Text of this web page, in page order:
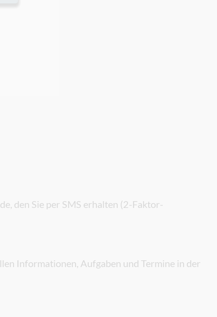
den Sie per SMS erhalten (2-Faktor-
Informationen, Aufgaben und Termine in der